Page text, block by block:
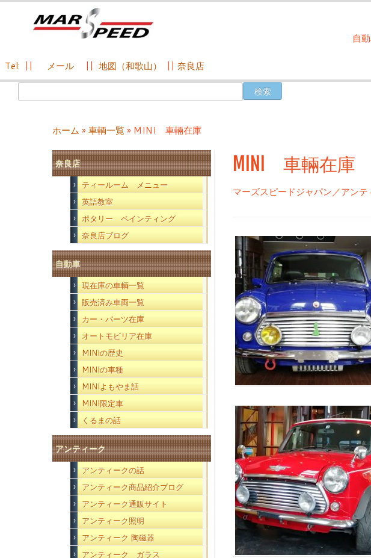
自
Tel: メール 地図（和歌山） 奈良店
索:
ホーム » 車輌一覧» MINI 車輛在庫
奈良店
ティールーム メニュー
英語教室
ポタリー ペインティング
奈良店ブログ
自動車
現在庫の車輌一覧
販売済み車両一覧
カー・パーツ在庫
オートモビリア在庫
MINIの歴史
MINIの車種
MINIよもやま話
MINI限定車
くるまの話
アンティーク
アンティークの話
アンティーク商品紹介ブログ
アンティーク通販サイト
アンティーク照明
アンティーク 陶磁器
アンティーク ガラス
MINI 車輛在庫
マーズスピードジャパン／アン